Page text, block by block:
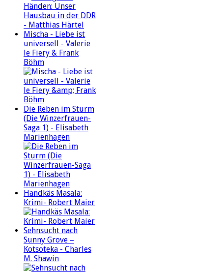
Mischa - Liebe ist
universell - Valerie
le Fiery & Frank
Böhm
Die Reben im Sturm
(Die Winzerfrauen-
Saga 1) - Elisabeth
Marienhagen
Handkäs Masala:
Krimi- Robert Maier
Sehnsucht nach
Sunny Grove –
Kotsoteka - Charles
M. Shawin